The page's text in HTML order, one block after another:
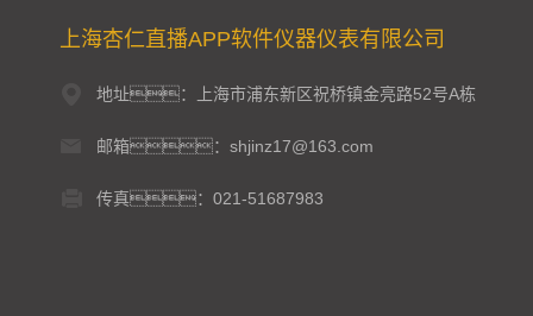
上海杏仁直播APP软件仪器仪表有限公司
地址：上海市浦东新区祝桥镇金亮路52号A栋
邮箱：shjinz17@163.com
传真：021-51687983